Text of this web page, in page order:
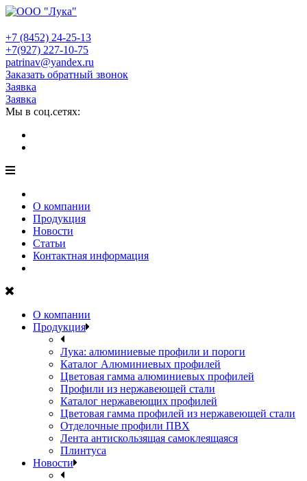
+7 (8452) 24-25-13
+7(927) 227-10-75
patrinav@yandex.ru
Заказать обратный звонок
Заявка
Заявка
Мы в соц.сетях:
О компании
Продукция
Новости
Статьи
Контактная информация
О компании
Продукция
Лука: алюминиевые профили и пороги
Каталог Алюминиевых профилей
Цветовая гамма алюминиевых профилей
Профили из нержавеющей стали
Каталог нержавеющих профилей
Цветовая гамма профилей из нержавеющей стали
Отделочные профили ПВХ
Лента антискользящая самоклеящаяся
Плинтуса
Новости